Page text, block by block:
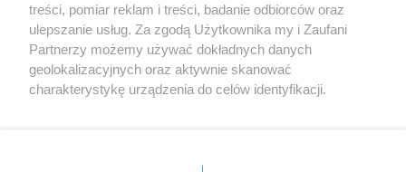
Zapisz się do newslettera
Dołącz do grona ludzi najlepiej poinformowanych!
Zapisz się »
treści, pomiar reklam i treści, badanie odbiorców oraz
ulepszanie usług. Za zgodą Użytkownika my i Zaufani
Partnerzy możemy używać dokładnych danych
geolokalizacyjnych oraz aktywnie skanować
charakterystykę urządzenia do celów identyfikacji.
zmienić/wycofać klikając przycisk ustawień prywatności